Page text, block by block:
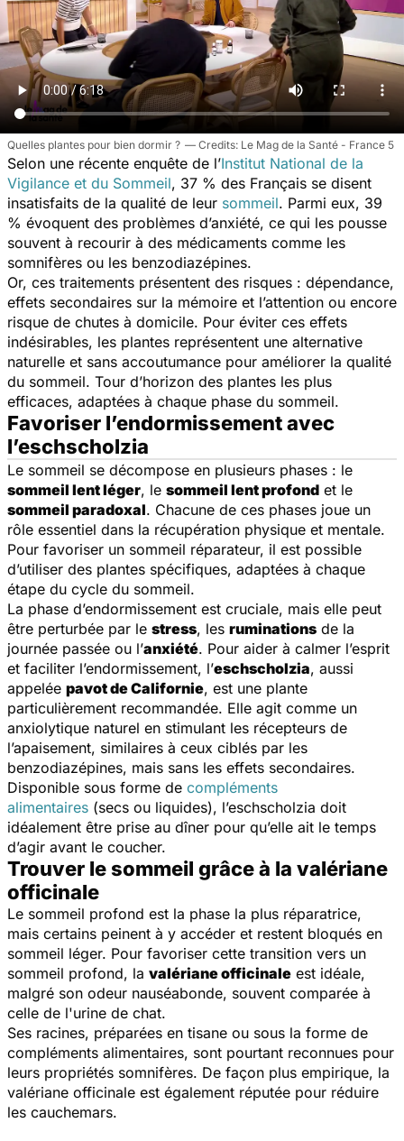
Quelles plantes pour bien dormir ? Le Mag de la Santé - France 5
Selon une récente enquête de l’Institut National de la
Vigilance et du Sommeil, 37 % des Français se disent
insatisfaits de la qualité de leur sommeil. Parmi eux, 39
% évoquent des problèmes d’anxiété, ce qui les pousse
souvent à recourir à des médicaments comme les
somnifères ou les benzodiazépines.
Or, ces traitements présentent des risques : dépendance,
effets secondaires sur la mémoire et l’attention ou encore
risque de chutes à domicile. Pour éviter ces effets
indésirables, les plantes représentent une alternative
naturelle et sans accoutumance pour améliorer la qualité
du sommeil. Tour d’horizon des plantes les plus
efficaces, adaptées à chaque phase du sommeil.
Favoriser l’endormissement avec
l’eschscholzia
Le sommeil se décompose en plusieurs phases : le
sommeil lent léger, le sommeil lent profond et le
sommeil paradoxal. Chacune de ces phases joue un
rôle essentiel dans la récupération physique et mentale.
Pour favoriser un sommeil réparateur, il est possible
d’utiliser des plantes spécifiques, adaptées à chaque
étape du cycle du sommeil.
La phase d’endormissement est cruciale, mais elle peut
être perturbée par le stress, les ruminations de la
journée passée ou l’anxiété. Pour aider à calmer l’esprit
et faciliter l’endormissement, l’eschscholzia, aussi
appelée pavot de Californie, est une plante
particulièrement recommandée. Elle agit comme un
anxiolytique naturel en stimulant les récepteurs de
l’apaisement, similaires à ceux ciblés par les
benzodiazépines, mais sans les effets secondaires.
Disponible sous forme de compléments
alimentaires (secs ou liquides), l’eschscholzia doit
idéalement être prise au dîner pour qu’elle ait le temps
d’agir avant le coucher.
Trouver le sommeil grâce à la valériane
officinale
Le sommeil profond est la phase la plus réparatrice,
mais certains peinent à y accéder et restent bloqués en
sommeil léger. Pour favoriser cette transition vers un
sommeil profond, la valériane officinale est idéale,
malgré son odeur nauséabonde, souvent comparée à
celle de l'urine de chat.
Ses racines, préparées en tisane ou sous la forme de
compléments alimentaires, sont pourtant reconnues pour
leurs propriétés somnifères. De façon plus empirique, la
valériane officinale est également réputée pour réduire
les cauchemars.